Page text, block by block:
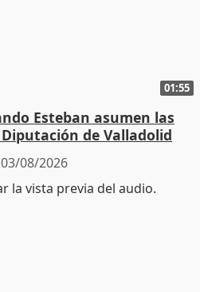
01:55
Esteban asumen las
de Valladolid
03/08/2026